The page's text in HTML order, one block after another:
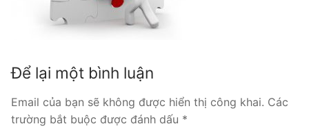
Tổng đài VoIP Yeastar S100
HOSTED PHONE SYSTEM
Tổng đài Yeastar Cloud
Để lại một bình luận
Email của bạn sẽ không được hiển thị công khai. Các
trường bắt buộc được đánh dấu *